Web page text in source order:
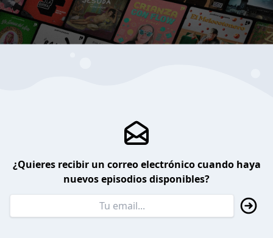
¿Quieres recibir un correo electrónico cuando haya
nuevos episodios disponibles?